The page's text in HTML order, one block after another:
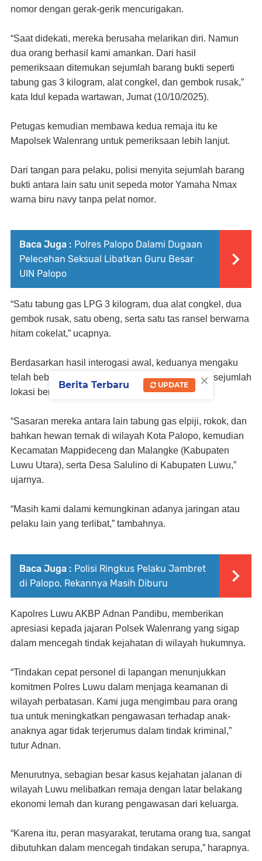
nomor dengan gerak-gerik mencurigakan.
“Saat didekati, mereka berusaha melarikan diri. Namun
dua orang berhasil kami amankan. Dari hasil
pemeriksaan ditemukan sejumlah barang bukti seperti
tabung gas 3 kilogram, alat congkel, dan gembok rusak,”
kata Idul kepada wartawan, Jumat (10/10/2025).
Petugas kemudian membawa kedua remaja itu ke
Mapolsek Walenrang untuk pemeriksaan lebih lanjut.
Dari tangan para pelaku, polisi menyita sejumlah barang
bukti antara lain satu unit sepeda motor Yamaha Nmax
warna biru navy tanpa pelat nomor.
Baca Juga : Polres Palopo Dalami Dugaan
Pelecehan Seksual Libatkan Guru Besar
UIN Palopo
“Satu tabung gas LPG 3 kilogram, dua alat congkel, dua
gembok rusak, satu obeng, serta satu tas ransel berwarna
hitam cokelat,” ucapnya.
Berdasarkan hasil interogasi awal, keduanya mengaku
telah beberapa kali melakukan aksi pencurian di sejumlah
lokasi berbeda.
“Sasaran mereka antara lain tabung gas elpiji, rokok, dan
bahkan hewan ternak di wilayah Kota Palopo, kemudian
Kecamatan Mappideceng dan Malangke (Kabupaten
Luwu Utara), serta Desa Salulino di Kabupaten Luwu,”
ujarnya.
“Masih kami dalami kemungkinan adanya jaringan atau
pelaku lain yang terlibat,” tambahnya.
Baca Juga : Polisi Ringkus Pelaku Jambret
di Palopo, Rekannya Masih Diburu
Kapolres Luwu AKBP Adnan Pandibu, memberikan
apresiasi kepada jajaran Polsek Walenrang yang sigap
dalam mencegah tindak kejahatan di wilayah hukumnya.
“Tindakan cepat personel di lapangan menunjukkan
komitmen Polres Luwu dalam menjaga keamanan di
wilayah perbatasan. Kami juga mengimbau para orang
tua untuk meningkatkan pengawasan terhadap anak-
anaknya agar tidak terjerumus dalam tindak kriminal,”
tutur Adnan.
Menurutnya, sebagian besar kasus kejahatan jalanan di
wilayah Luwu melibatkan remaja dengan latar belakang
ekonomi lemah dan kurang pengawasan dari keluarga.
“Karena itu, peran masyarakat, terutama orang tua, sangat
dibutuhkan dalam mencegah tindakan serupa,” harapnya.
×
Berita Terbaru UPDATE